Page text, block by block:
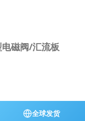
电磁阀/汇流板
全球发货